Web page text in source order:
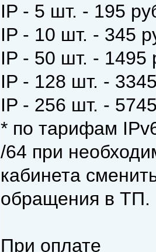
IP - 5 шт. - 195
IP - 10 шт. - 345
IP - 50 шт. - 1495
IP - 128 шт. -
IP - 256 шт. -
* по тарифам
/64 при
кабинета
обращения в ТП.
При оплате